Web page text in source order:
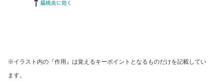
※イラスト内の『作用』は覚えるキーポイントとなるものだけを記載してい
ます。